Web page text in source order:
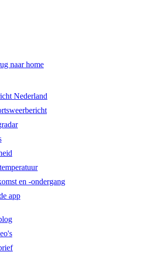
naar home
Nederland
en -ondergang
app